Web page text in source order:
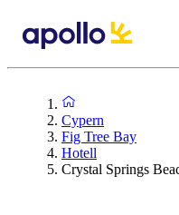
Cypern
Fig Tree Bay
Hotell
Crystal Springs